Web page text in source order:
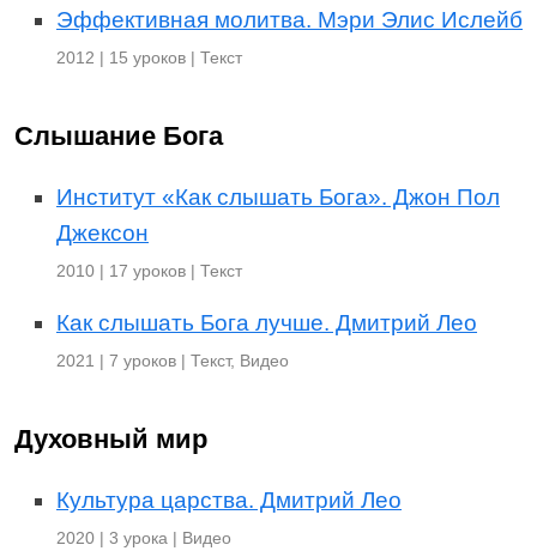
Эффективная молитва. Мэри Элис Ислейб
2012 | 15 уроков | Текст
Слышание Бога
Институт «Как слышать Бога». Джон Пол
Джексон
2010 | 17 уроков | Текст
Как слышать Бога лучше. Дмитрий Лео
2021 | 7 уроков | Текст, Видео
Духовный мир
Культура царства. Дмитрий Лео
2020 | 3 урока | Видео